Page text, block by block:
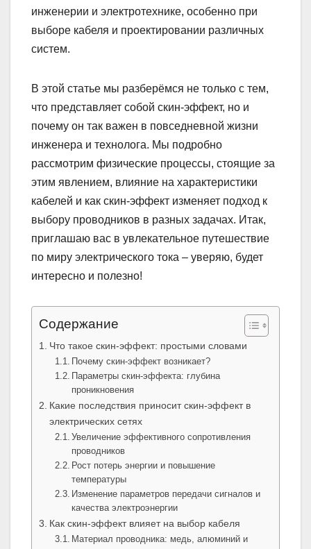
инженерии и электротехнике, особенно при
выборе кабеля и проектировании различных
систем.
В этой статье мы разберёмся не только с тем,
что представляет собой скин-эффект, но и
почему он так важен в повседневной жизни
инженера и технолога. Мы подробно
рассмотрим физические процессы, стоящие за
этим явлением, влияние на характеристики
кабелей и как скин-эффект изменяет подход к
выбору проводников в разных задачах. Итак,
приглашаю вас в увлекательное путешествие
по миру электрического тока – уверяю, будет
интересно и полезно!
Содержание
Что такое скин-эффект: простыми словами
Почему скин-эффект возникает?
Параметры скин-эффекта: глубина
проникновения
Какие последствия приносит скин-эффект в
электрических сетях
Увеличение эффективного сопротивления
проводников
Рост потерь энергии и повышение
температуры
Изменение параметров передачи сигналов и
качества электроэнергии
Как скин-эффект влияет на выбор кабеля
Материал проводника: медь, алюминий и